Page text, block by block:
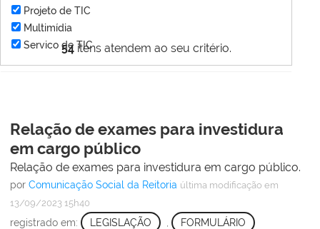
54itens atendem ao seu critério.
Projeto de TIC
Multimídia
Servico de TIC
Relação de exames para investidura
em cargo público
Relação de exames para investidura em cargo público.
por Comunicação Social da Reitoria última modificação em
13/09/2023 15h40
registrado em: LEGISLAÇÃO FORMULÁRIO